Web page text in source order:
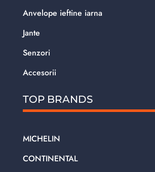
Anvelope ieftine iarna
Jante
Senzori
Accesorii
TOP BRANDS
MICHELIN
CONTINENTAL